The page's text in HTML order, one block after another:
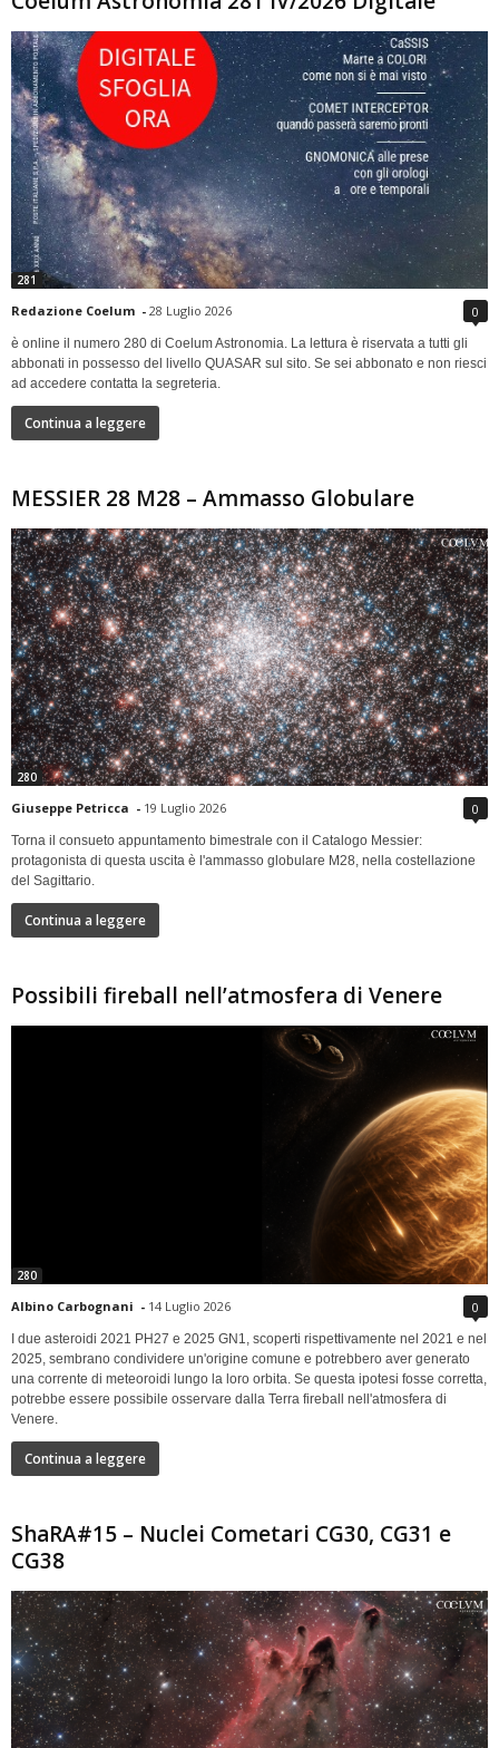
281
Redazione Coelum - 28 Luglio 2026 0
è online il numero 280 di Coelum Astronomia. La lettura è riservata a tutti gli
abbonati in possesso del livello QUASAR sul sito. Se sei abbonato e non riesci
ad accedere contatta la segreteria.
Continua a leggere
MESSIER 28 M28 – Ammasso Globulare
280
Giuseppe Petricca - 19 Luglio 2026 0
Torna il consueto appuntamento bimestrale con il Catalogo Messier:
protagonista di questa uscita è l'ammasso globulare M28, nella costellazione
del Sagittario.
Continua a leggere
Possibili fireball nell’atmosfera di Venere
280
Albino Carbognani - 14 Luglio 2026 0
I due asteroidi 2021 PH27 e 2025 GN1, scoperti rispettivamente nel 2021 e nel
2025, sembrano condividere un'origine comune e potrebbero aver generato
una corrente di meteoroidi lungo la loro orbita. Se questa ipotesi fosse corretta,
potrebbe essere possibile osservare dalla Terra fireball nell'atmosfera di
Venere.
Continua a leggere
ShaRA#15 – Nuclei Cometari CG30, CG31 e
CG38